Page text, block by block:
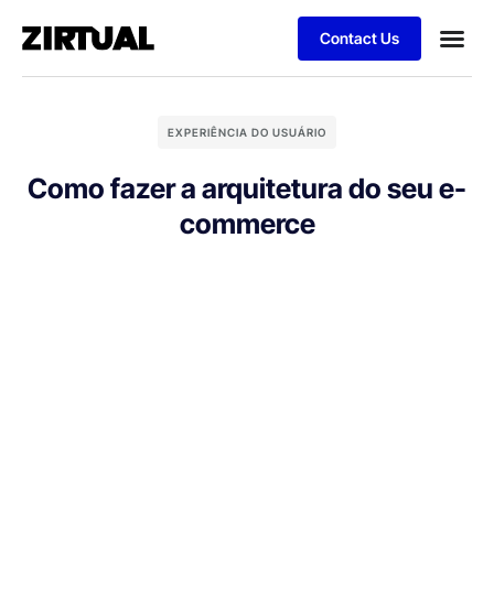
Contact Us
EXPERIÊNCIA DO USUÁRIO
Como fazer a arquitetura do seu e-
commerce